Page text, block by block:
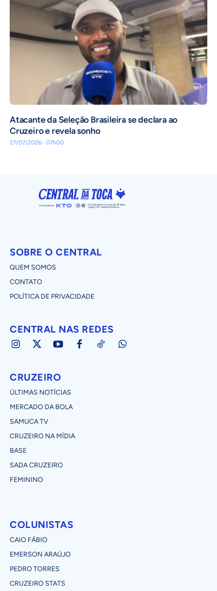
Atacante da Seleção Brasileira se declara ao
Cruzeiro e revela sonho
27/07/2026 · 07h00
SOBRE O CENTRAL
QUEM SOMOS
CONTATO
POLÍTICA DE PRIVACIDADE
CENTRAL NAS REDES
CRUZEIRO
ÚLTIMAS NOTÍCIAS
MERCADO DA BOLA
SAMUCA TV
CRUZEIRO NA MÍDIA
BASE
SADA CRUZEIRO
FEMININO
COLUNISTAS
CAIO FÁBIO
EMERSON ARAÚJO
PEDRO TORRES
CRUZEIRO STATS